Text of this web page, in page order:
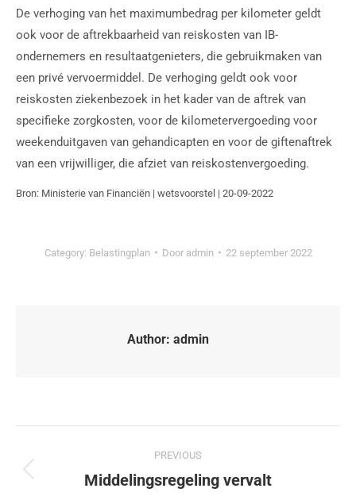
De verhoging van het maximumbedrag per kilometer geldt
ook voor de aftrekbaarheid van reiskosten van IB-
ondernemers en resultaatgenieters, die gebruikmaken van
een privé vervoermiddel. De verhoging geldt ook voor
reiskosten ziekenbezoek in het kader van de aftrek van
specifieke zorgkosten, voor de kilometervergoeding voor
weekenduitgaven van gehandicapten en voor de giftenaftrek
van een vrijwilliger, die afziet van reiskostenvergoeding.
Bron: Ministerie van Financiën | wetsvoorstel | 20-09-2022
Category: Belastingplan Door admin 22 september 2022
Author: admin
PREVIOUS
Middelingsregeling vervalt